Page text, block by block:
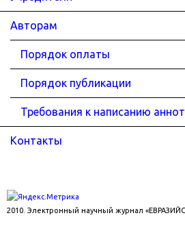
Авторам
Порядок оплаты
Порядок публикации
Требования к написанию
Контакты
2010. Электронный научный журнал